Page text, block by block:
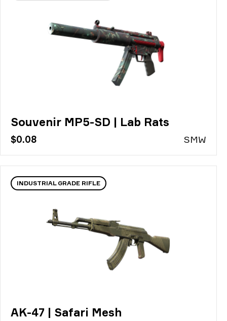
Souvenir MP5-SD | Lab Rats
$0.08 SMW
INDUSTRIAL GRADE RIFLE
AK-47 | Safari Mesh